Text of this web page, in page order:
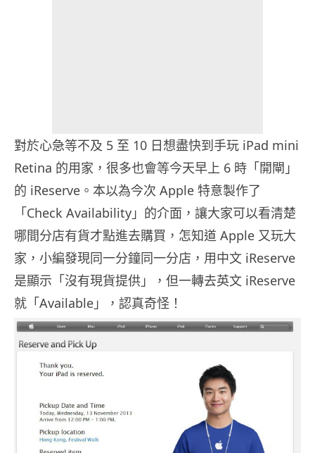
對於心急等不及 5 至 10 日想盡快到手玩 iPad mini
Retina 的用家，很多也會等今天早上 6 時「開閘」
的 iReserve。本以為今次 Apple 特意製作了
「Check Availability」的介面，讓大家可以看清楚
哪間分店有貨才點進去購買，怎知道 Apple 又玩大
家，小編發現同一分鐘同一分店，用中文 iReserve
是顯示「沒有現貨提供」，但一轉去英文 iReserve
就「Available」，認真奇怪！